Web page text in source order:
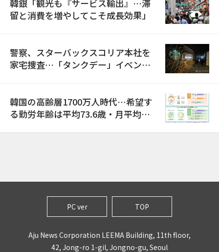
韓銀「観光も『サービス輸出』…滞
留と消費を増やしてこそ成長効果」
警察、スターバックスコリア本社を
家宅捜査…「タンクデー」イベント
韓国の高齢層1700万人時代…希望す
る勤労年齢は平均73.6歳・月平均賃
PC ver TOP
Aju News Corporation LEEMA Building, 11th floor,
42, Jong-ro 1-gil, Jongno-gu, Seoul